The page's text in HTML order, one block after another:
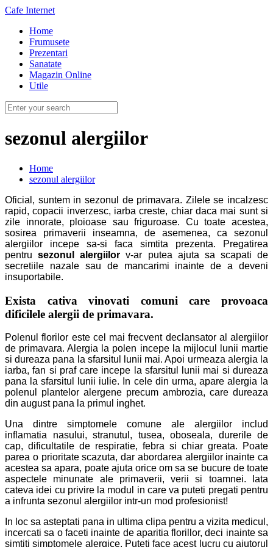
Cafe Internet
Home
Frumusete
Prezentari
Sanatate
Magazin Online
Utile
sezonul alergiilor
Home
sezonul alergiilor
Oficial, suntem in sezonul de primavara. Zilele se incalzesc
rapid, copacii inverzesc, iarba creste, chiar daca mai sunt si
zile innorate, ploioase sau friguroase. Cu toate acestea,
sosirea primaverii inseamna, de asemenea, ca sezonul
alergiilor incepe sa-si faca simtita prezenta. Pregatirea
pentrusezonul alergiilor v-ar putea ajuta sa scapati de
secretiile nazale sau de mancarimi inainte de a deveni
insuportabile.
Exista cativa vinovati comuni care provoaca
dificilele alergii de primavara.
Polenul florilor este cel mai frecvent declansator al alergiilor
de primavara. Alergia la polen incepe la mijlocul lunii martie
si dureaza pana la sfarsitul lunii mai. Apoi urmeaza alergia la
iarba, fan si praf care incepe la sfarsitul lunii mai si dureaza
pana la sfarsitul lunii iulie. In cele din urma, apare alergia la
polenul plantelor alergene precum ambrozia, care dureaza
din august pana la primul inghet.
Una dintre simptomele comune ale alergiilor includ
inflamatia nasului, stranutul, tusea, oboseala, durerile de
cap, dificultatile de respiratie, febra si chiar greata. Poate
parea o prioritate scazuta, dar abordarea alergiilor inainte ca
acestea sa apara, poate ajuta orice om sa se bucure de toate
aspectele minunate ale primaverii, verii si toamnei. Iata
cateva idei cu privire la modul in care va puteti pregati pentru
a infrunta sezonul alergiilor intr-un mod profesionist!
In loc sa asteptati pana in ultima clipa pentru a vizita medicul,
incercati sa o faceti inainte de aparitia florillor, deci inainte sa
simtiti simptomele alergice. Puteti face acest lucru cu ajutorul